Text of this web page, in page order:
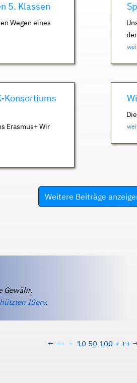
5. Klassen
Wegen eines
Konsortiums
Erasmus+ Wir
Weitere Beiträge
Gewähr.
IServ.
← −− − 10 50 100 + ++